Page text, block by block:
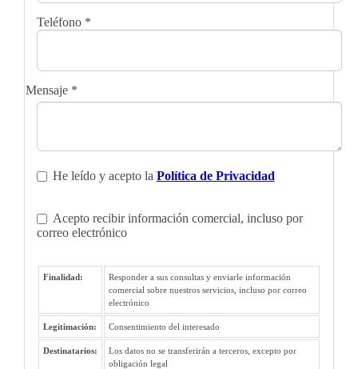
Teléfono *
Mensaje *
He leído y acepto la Política de Privacidad
Acepto recibir información comercial, incluso por
correo electrónico
Finalidad:
Responder a sus consultas y enviarle información
comercial sobre nuestros servicios, incluso por correo
electrónico
Legitimación: Consentimiento del interesado
Destinatarios:
Los datos no se transferirán a terceros, excepto por
obligación legal